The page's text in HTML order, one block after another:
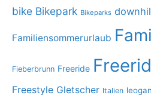
bike Bikepark Bikeparks
Familiensommerurlaub
Fieberbrunn Freeride
Freestyle Gletscher Italien